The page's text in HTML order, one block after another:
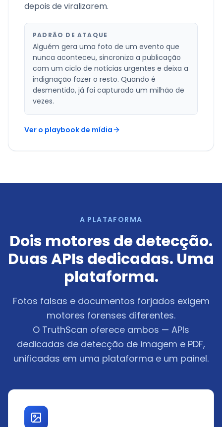
depois de viralizarem.
PADRÃO DE ATAQUE
Alguém gera uma foto de um evento que
nunca aconteceu, sincroniza a publicação
com um ciclo de notícias urgentes e deixa a
indignação fazer o resto. Quando é
desmentido, já foi capturado um milhão de
vezes.
Ver o playbook de mídia
A PLATAFORMA
Dois motores de detecção.
Duas APIs dedicadas. Uma
plataforma.
Fotos falsas e documentos forjados exigem
motores forenses diferentes.
O TruthScan oferece ambos — APIs
dedicadas de detecção de imagem e PDF,
unificadas em uma plataforma e um painel.